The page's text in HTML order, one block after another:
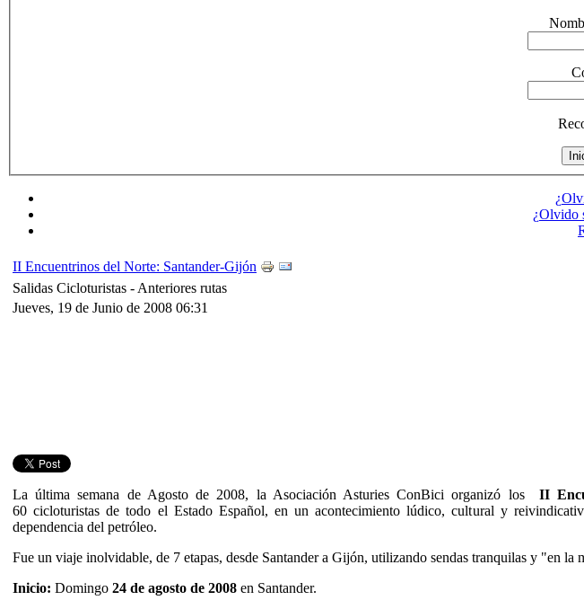
¿Olvido
II Encuentrinos del Norte: Santander-Gijón
Salidas Cicloturistas - Anteriores rutas
Jueves, 19 de Junio de 2008 06:31
La última semana de Agosto de 2008, la Asociación Asturies ConBici organizó losII
60 cicloturistas de todo el Estado Español, en un acontecimiento lúdico, cultural y
dependencia del petróleo.
Fue un viaje inolvidable, de 7 etapas, desde Santander a Gijón, utilizando sendas tranquilas y "en la
Inicio: Domingo 24 de agosto de 2008 en Santander.